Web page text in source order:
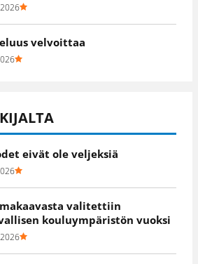
velvoittaa
eivät ole veljeksiä
valitettiin
kouluympäristön vuoksi